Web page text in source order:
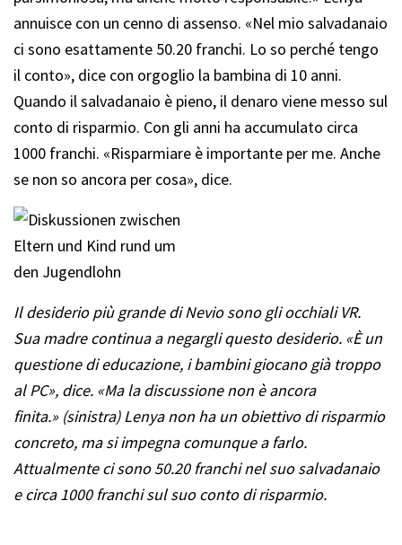
annuisce con un cenno di assenso. «Nel mio salvadanaio
ci sono esattamente 50.20 franchi. Lo so perché tengo
il conto», dice con orgoglio la bambina di 10 anni.
Quando il salvadanaio è pieno, il denaro viene messo sul
conto di risparmio. Con gli anni ha accumulato circa
1000 franchi. «Risparmiare è importante per me. Anche
se non so ancora per cosa», dice.
Il desiderio più grande di Nevio sono gli occhiali VR.
Sua madre continua a negargli questo desiderio. «È un
questione di educazione, i bambini giocano già troppo
al PC», dice. «Ma la discussione non è ancora
finita.» (sinistra) Lenya non ha un obiettivo di risparmio
concreto, ma si impegna comunque a farlo.
Attualmente ci sono 50.20 franchi nel suo salvadanaio
e circa 1000 franchi sul suo conto di risparmio.